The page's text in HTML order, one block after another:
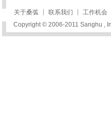
关于桑弧 联系我们 工作机会
Copyright © 2006-2011 Sanghu